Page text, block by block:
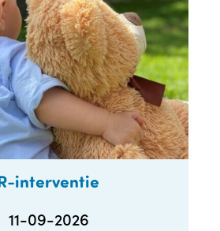
interventie
11-09-2026